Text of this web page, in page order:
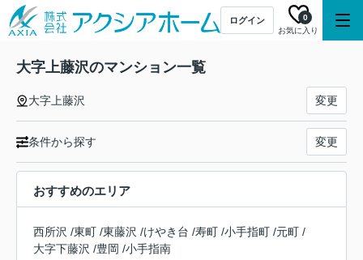
ログイン
お気に入り
0
大字上藤沢のマンション一覧
大字上藤沢 変更
条件から探す 変更
おすすめのエリア
西所沢 /東町 /東藤沢 /けやき台 /寿町 /小手指町 /元町 /
大字下藤沢 /豊岡 /小手指南